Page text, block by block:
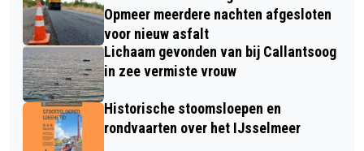
EXCURSIEBOOT
OM WAT TE VERSTUREN ÓF OM
STINKEND RIJK TE WORDEN
Opmeer meerdere nachten afgesloten
voor nieuw asfalt
Lichaam gevonden van bij Callantsoog
in zee vermiste vrouw
Historische stoomsloepen en
rondvaarten over het IJsselmeer